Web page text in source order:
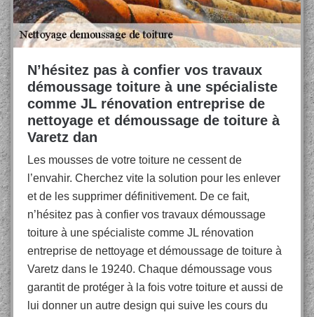
N’hésitez pas à confier vos travaux
démoussage toiture à une spécialiste
comme JL rénovation entreprise de
nettoyage et démoussage de toiture à
Varetz dan
Les mousses de votre toiture ne cessent de
l’envahir. Cherchez vite la solution pour les enlever
et de les supprimer définitivement. De ce fait,
n’hésitez pas à confier vos travaux démoussage
toiture à une spécialiste comme JL rénovation
entreprise de nettoyage et démoussage de toiture à
Varetz dans le 19240. Chaque démoussage vous
garantit de protéger à la fois votre toiture et aussi de
lui donner un autre design qui suive les cours du